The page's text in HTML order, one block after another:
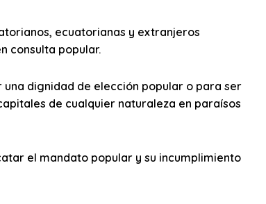
ecuatorianas y extranjeros
consulta popular.
dignidad de elección popular o para ser
de cualquier naturaleza en paraísos
el mandato popular y su incumplimiento